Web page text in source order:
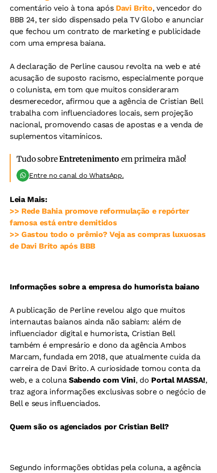
comentário veio à tona após Davi Brito, vencedor do
BBB 24, ter sido dispensado pela TV Globo e anunciar
que fechou um contrato de marketing e publicidade
com uma empresa baiana.
A declaração de Perline causou revolta na web e até
acusação de suposto racismo, especialmente porque
o colunista, em tom que muitos consideraram
desmerecedor, afirmou que a agência de Cristian Bell
trabalha com influenciadores locais, sem projeção
nacional, promovendo casas de apostas e a venda de
suplementos vitamínicos.
Tudo sobreEntretenimento em primeira mão!
Entre no canal do WhatsApp.
Leia Mais:
>> Rede Bahia promove reformulação e repórter
famosa está entre demitidos
>> Gastou todo o prêmio? Veja as compras luxuosas
de Davi Brito após BBB
Informações sobre a empresa do humorista baiano
A publicação de Perline revelou algo que muitos
internautas baianos ainda não sabiam: além de
influenciador digital e humorista, Cristian Bell
também é empresário e dono da agência Ambos
Marcam, fundada em 2018, que atualmente cuida da
carreira de Davi Brito. A curiosidade tomou conta da
web, e a coluna Sabendo com Vini, do Portal MASSA!,
traz agora informações exclusivas sobre o negócio de
Bell e seus influenciados.
Quem são os agenciados por Cristian Bell?
Segundo informações obtidas pela coluna, a agência